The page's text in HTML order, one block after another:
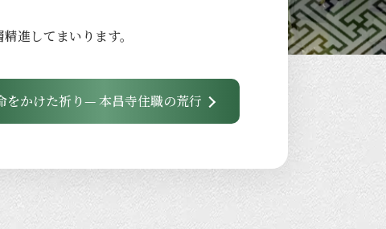
精進してまいります。
をかけた祈り— 本昌寺住職の荒行